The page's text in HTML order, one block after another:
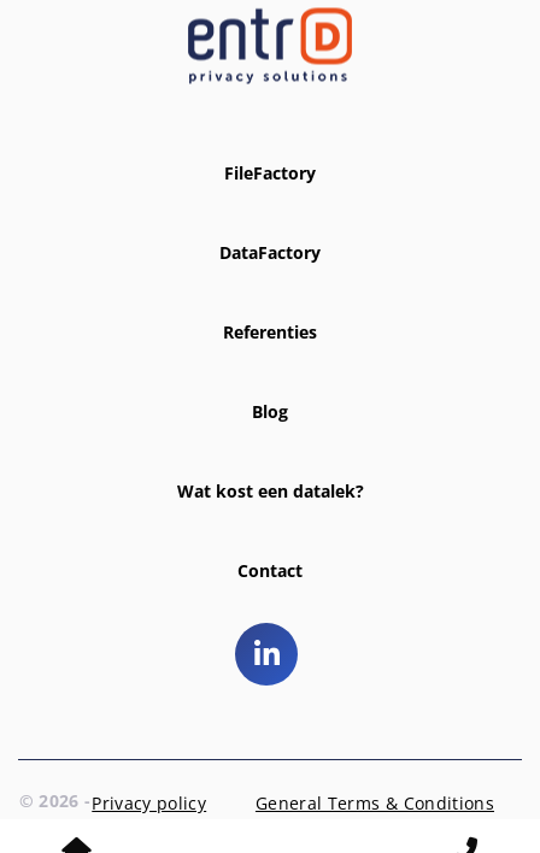
FileFactory
DataFactory
Referenties
Blog
Wat kost een datalek?
Contact
© 2026 -
EntrD
Privacy policy
General Terms & Conditions